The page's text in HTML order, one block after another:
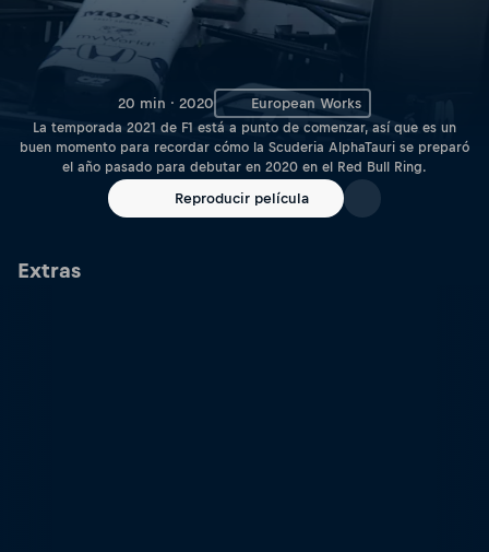
20 min · 2020 European Works
La temporada 2021 de F1 está a punto de comenzar, así que es un
buen momento para recordar cómo la Scuderia AlphaTauri se preparó
el año pasado para debutar en 2020 en el Red Bull Ring.
Reproducir película
Extras